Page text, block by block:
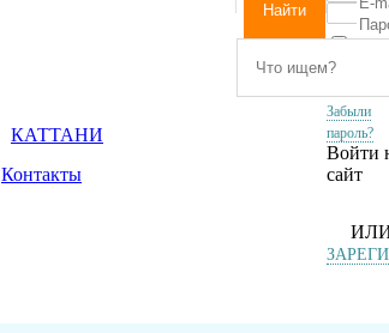
Забыли
пароль?
Войти
сайт
КАТТАНИ
Контакты